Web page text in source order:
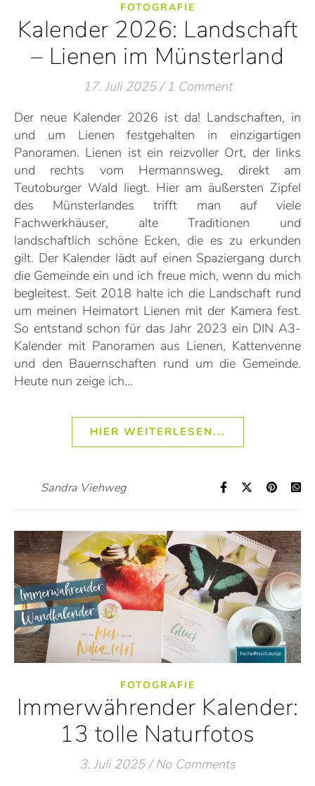
FOTOGRAFIE
Kalender 2026: Landschaft
– Lienen im Münsterland
17. Juli 2025 / 1 Comment
Der neue Kalender 2026 ist da! Landschaften, in
und um Lienen festgehalten in einzigartigen
Panoramen. Lienen ist ein reizvoller Ort, der links
und rechts vom Hermannsweg, direkt am
Teutoburger Wald liegt. Hier am äußersten Zipfel
des Münsterlandes trifft man auf viele
Fachwerkhäuser, alte Traditionen und
landschaftlich schöne Ecken, die es zu erkunden
gilt. Der Kalender lädt auf einen Spaziergang durch
die Gemeinde ein und ich freue mich, wenn du mich
begleitest. Seit 2018 halte ich die Landschaft rund
um meinen Heimatort Lienen mit der Kamera fest.
So entstand schon für das Jahr 2023 ein DIN A3-
Kalender mit Panoramen aus Lienen, Kattenvenne
und den Bauernschaften rund um die Gemeinde.
Heute nun zeige ich…
HIER WEITERLESEN...
Sandra Viehweg
FOTOGRAFIE
Immerwährender Kalender:
13 tolle Naturfotos
3. Juli 2025 / No Comments